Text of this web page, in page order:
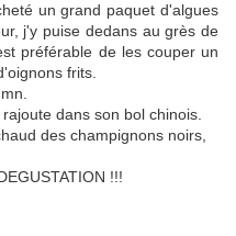
un grand paquet d'algues
j'y puise dedans au grès de
préférable de les couper un
frits.
dans son bol chinois.
des champignons noirs,
!!!